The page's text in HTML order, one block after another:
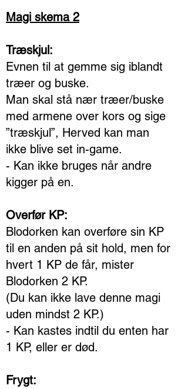
Magi skema 2
Træskjul:
Evnen til at gemme sig iblandt
træer og buske.
Man skal stå nær træer/buske
med armene over kors og sige
”træskjul”, Herved kan man
ikke blive set in-game.
- Kan ikke bruges når andre
kigger på en.
Overfør KP:
Blodorken kan overføre sin KP
til en anden på sit hold, men for
hvert 1 KP de får, mister
Blodorken 2 KP.
(Du kan ikke lave denne magi
uden mindst 2 KP.)
- Kan kastes indtil du enten har
1 KP, eller er død.
Frygt: